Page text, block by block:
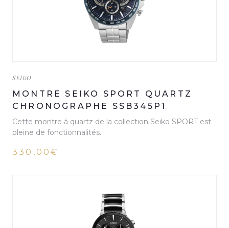
SEIKO
MONTRE SEIKO SPORT QUARTZ
CHRONOGRAPHE SSB345P1
Cette montre à quartz de la collection Seiko SPORT est
pleine de fonctionnalités.
330,00€